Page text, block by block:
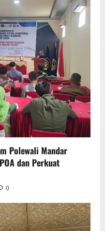
Polewali Mandar
dan Perkuat
0